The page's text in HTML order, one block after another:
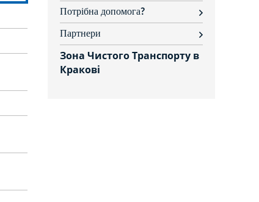
Потрібна допомога?
rozwiń
Партнери
rozwiń
Зона Чистого Транспорту в
Кракові